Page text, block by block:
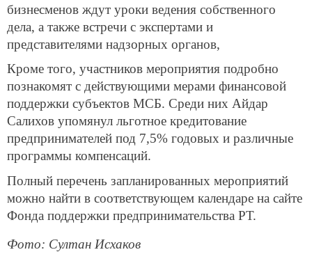
бизнесменов ждут уроки ведения собственного
дела, а также встречи с экспертами и
представителями надзорных органов,
Кроме того, участников мероприятия подробно
познакомят с действующими мерами финансовой
поддержки субъектов МСБ. Среди них Айдар
Салихов упомянул льготное кредитование
предпринимателей под 7,5% годовых и различные
программы компенсаций.
Полный перечень запланированных мероприятий
можно найти в соответствующем календаре на сайте
Фонда поддержки предпринимательства РТ.
Фото: Султан Исхаков